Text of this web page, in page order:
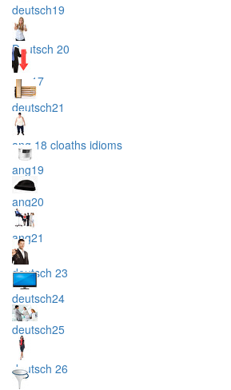
deutsch19
Deutsch 20
ang17
deutsch21
ang 18 cloaths idioms
ang19
ang20
ang21
deutsch 23
deutsch24
deutsch25
deutsch 26